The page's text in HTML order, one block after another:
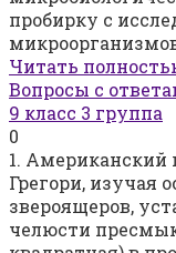
пробирку с
Читать
Вопросы с
9 класс 3 группа
0
1. Американский
Грегори, изучая
звероящеров,
челюсти